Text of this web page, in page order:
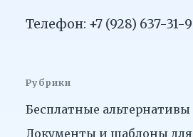
Телефон: +7 (928) 637-31-
Рубрики
Бесплатные
Документы и шаблоны для